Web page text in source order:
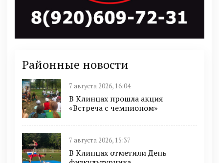
Районные новости
7 августа 2026, 16:04
В Клинцах прошла акция
«Встреча с чемпионом»
7 августа 2026, 15:37
В Клинцах отметили День